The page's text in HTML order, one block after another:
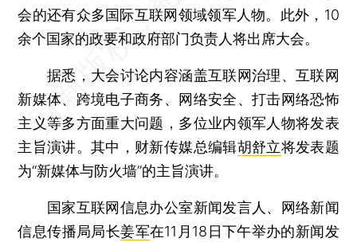
会的还有众多国际互联网领域领军人物。此外，10
余个国家的政要和政府部门负责人将出席大会。
据悉，大会讨论内容涵盖互联网治理、互联网
新媒体、跨境电子商务、网络安全、打击网络恐怖
主义等多方面重大问题，多位业内领军人物将发表
主旨演讲。其中，财新传媒总编辑胡舒立将发表题
为“新媒体与防火墙”的主旨演讲。
国家互联网信息办公室新闻发言人、网络新闻
信息传播局局长姜军在11月18日下午举办的新闻发